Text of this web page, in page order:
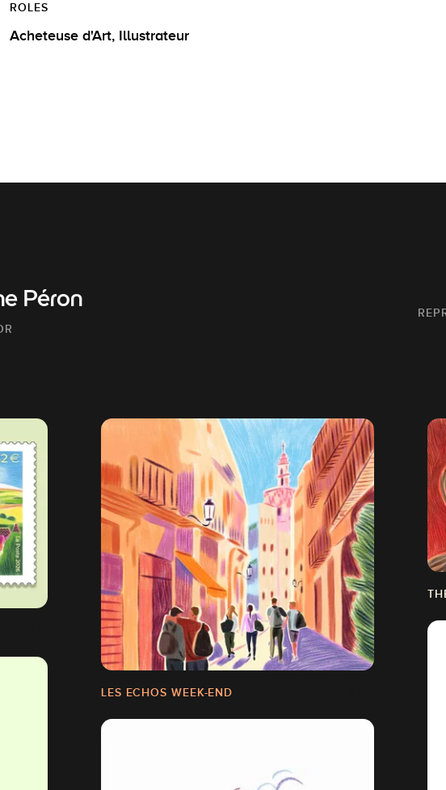
ROLES
Acheteuse d'Art, Illustrateur
Péron
LES ECHOS WEEK-END